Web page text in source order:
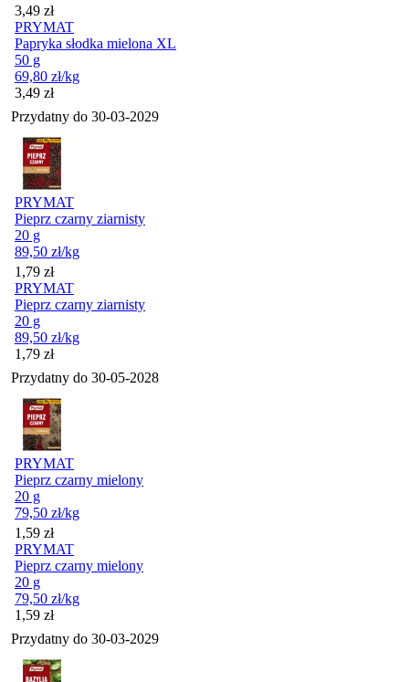
Cena
3,49 zł
PRYMAT
Papryka słodka mielona XL
50 g
69,80 zł/kg
Cena
3,49 zł
Przydatny do 30-03-2029
PRYMAT
Pieprz czarny ziarnisty
20 g
89,50 zł/kg
Cena
1,79 zł
PRYMAT
Pieprz czarny ziarnisty
20 g
89,50 zł/kg
Cena
1,79 zł
Przydatny do 30-05-2028
PRYMAT
Pieprz czarny mielony
20 g
79,50 zł/kg
Cena
1,59 zł
PRYMAT
Pieprz czarny mielony
20 g
79,50 zł/kg
Cena
1,59 zł
Przydatny do 30-03-2029